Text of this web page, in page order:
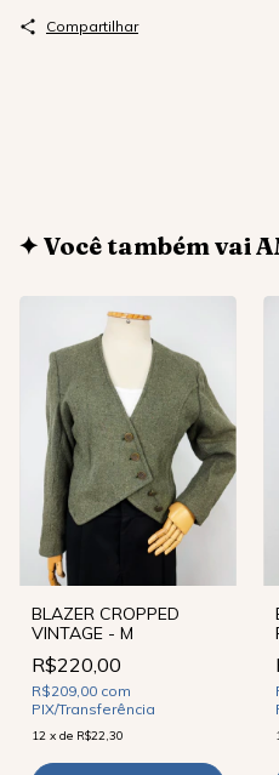
Compartilhar
✦ Você também vai
BLAZER CROPPED
VINTAGE - M
R$220,00
R$209,00 com
PIX/Transferência
12 x de R$22,30